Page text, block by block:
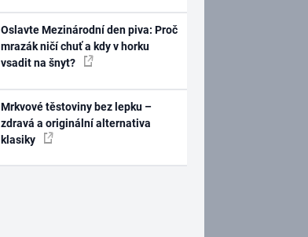
Oslavte Mezinárodní den piva: Proč
mrazák ničí chuť a kdy v horku
vsadit na šnyt?
Mrkvové těstoviny bez lepku –
zdravá a originální alternativa
klasiky